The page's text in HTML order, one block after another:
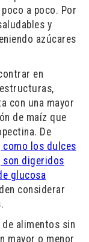
a poco. Por
y
azúcares
en
con una mayor
de maíz que
De
como los dulces
son digeridos
glucosa
considerar
de alimentos sin
mayor o menor